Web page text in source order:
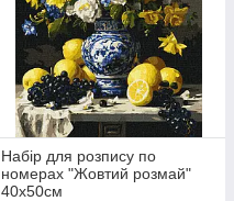
Набір для розпису по
номерах "Жовтий розмай"
40х50см